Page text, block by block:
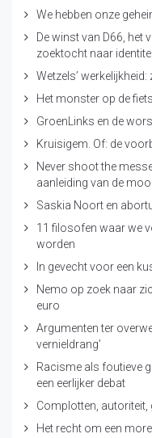
We hebben onze
De winst van D66, het
zoektocht naar
Wetzels’
Het monster op de
GroenLinks en de
Kruisigem. Of: de
Never shoot the
aanleiding van de
Saskia Noort en
11 filosofen waar we
worden
In gevecht voor een
Nemo op zoek naar
euro
Argumenten ter
vernieldrang’
Racisme als foutieve
een eerlijker debat
Complotten, autoriteit,
Het recht om een